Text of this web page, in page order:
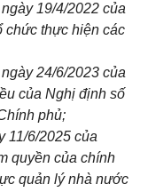
19/4/2022 của
chức thực hiện các
24/6/2023 của
của Nghị định số
phủ;
11/6/2025 của
quyền của chính
quản lý nhà nước